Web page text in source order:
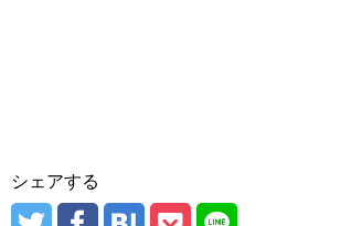
シェアする